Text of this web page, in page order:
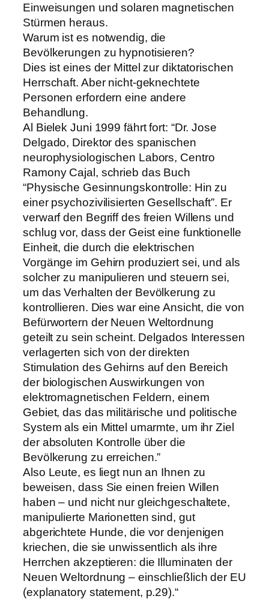
Einweisungen und solaren magnetischen
Stürmen heraus.
Warum ist es notwendig, die
Bevölkerungen zu hypnotisieren?
Dies ist eines der Mittel zur diktatorischen
Herrschaft. Aber nicht-geknechtete
Personen erfordern eine andere
Behandlung.
Al Bielek Juni 1999 fährt fort: “Dr. Jose
Delgado, Direktor des spanischen
neurophysiologischen Labors, Centro
Ramony Cajal, schrieb das Buch
“Physische Gesinnungskontrolle: Hin zu
einer psychozivilisierten Gesellschaft”. Er
verwarf den Begriff des freien Willens und
schlug vor, dass der Geist eine funktionelle
Einheit, die durch die elektrischen
Vorgänge im Gehirn produziert sei, und als
solcher zu manipulieren und steuern sei,
um das Verhalten der Bevölkerung zu
kontrollieren. Dies war eine Ansicht, die von
Befürwortern der Neuen Weltordnung
geteilt zu sein scheint. Delgados Interessen
verlagerten sich von der direkten
Stimulation des Gehirns auf den Bereich
der biologischen Auswirkungen von
elektromagnetischen Feldern, einem
Gebiet, das das militärische und politische
System als ein Mittel umarmte, um ihr Ziel
der absoluten Kontrolle über die
Bevölkerung zu erreichen.”
Also Leute, es liegt nun an Ihnen zu
beweisen, dass Sie einen freien Willen
haben – und nicht nur gleichgeschaltete,
manipulierte Marionetten sind, gut
abgerichtete Hunde, die vor denjenigen
kriechen, die sie unwissentlich als ihre
Herrchen akzeptieren: die Illuminaten der
Neuen Weltordnung – einschließlich der EU
(explanatory statement, p.29).“